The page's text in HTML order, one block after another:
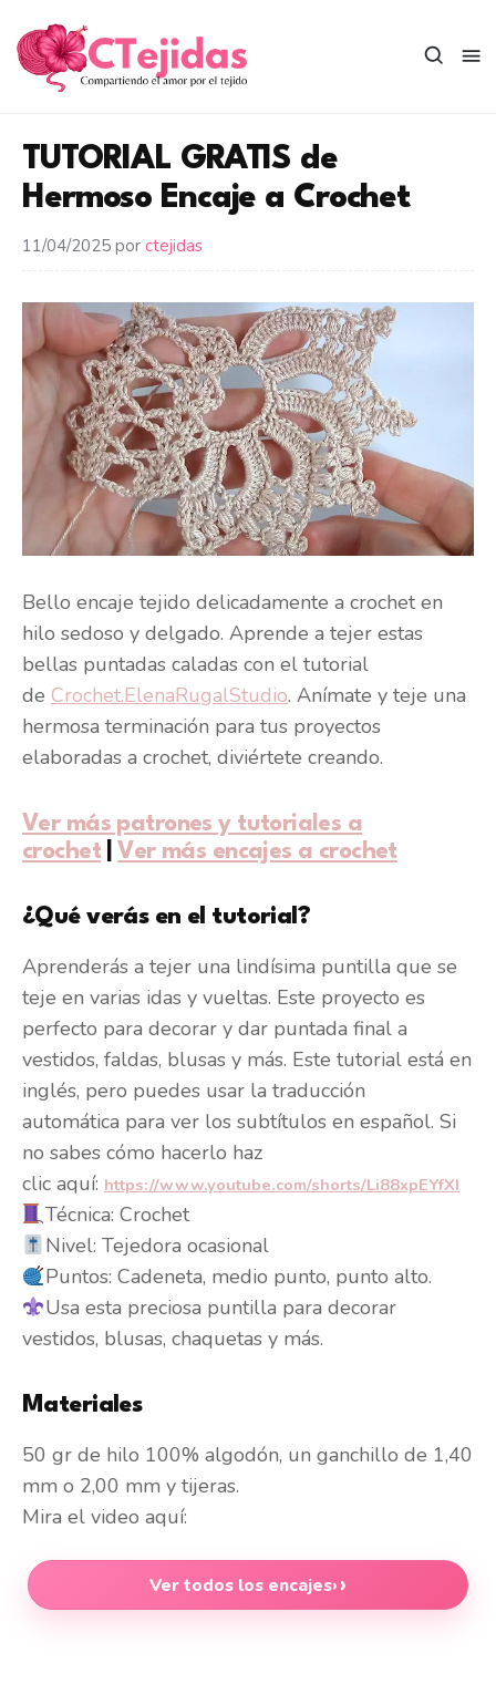
contenido
TUTORIAL GRATIS de
Hermoso Encaje a Crochet
11/04/2025 por ctejidas
Bello encaje tejido delicadamente a crochet en
hilo sedoso y delgado. Aprende a tejer estas
bellas puntadas caladas con el tutorial
de Crochet.ElenaRugalStudio. Anímate y teje una
hermosa terminación para tus proyectos
elaboradas a crochet, diviértete creando.
Ver más patrones y tutoriales a
crochet| Ver más encajes a crochet
¿Qué verás en el tutorial?
Aprenderás a tejer una lindísima puntilla que se
teje en varias idas y vueltas. Este proyecto es
perfecto para decorar y dar puntada final a
vestidos, faldas, blusas y más. Este tutorial está en
inglés, pero puedes usar la traducción
automática para ver los subtítulos en español. Si
no sabes cómo hacerlo haz
clic aquí: https://www.youtube.com/shorts/Li88xpEYfXI
Técnica: Crochet
Nivel: Tejedora ocasional
Puntos: Cadeneta, medio punto, punto alto.
Usa esta preciosa puntilla para decorar
vestidos, blusas, chaquetas y más.
Materiales
50 gr de hilo 100% algodón, un ganchillo de 1,40
mm o 2,00 mm y tijeras.
Mira el video aquí:
Ver todos los encajes›